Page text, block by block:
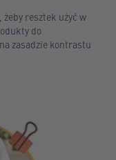
resztek użyć w
do
zasadzie kontrastu